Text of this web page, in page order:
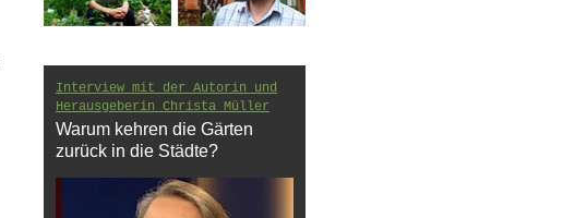
Interview mit der Autorin und
Herausgeberin Christa Müller
Warum kehren die Gärten
zurück in die Städte?